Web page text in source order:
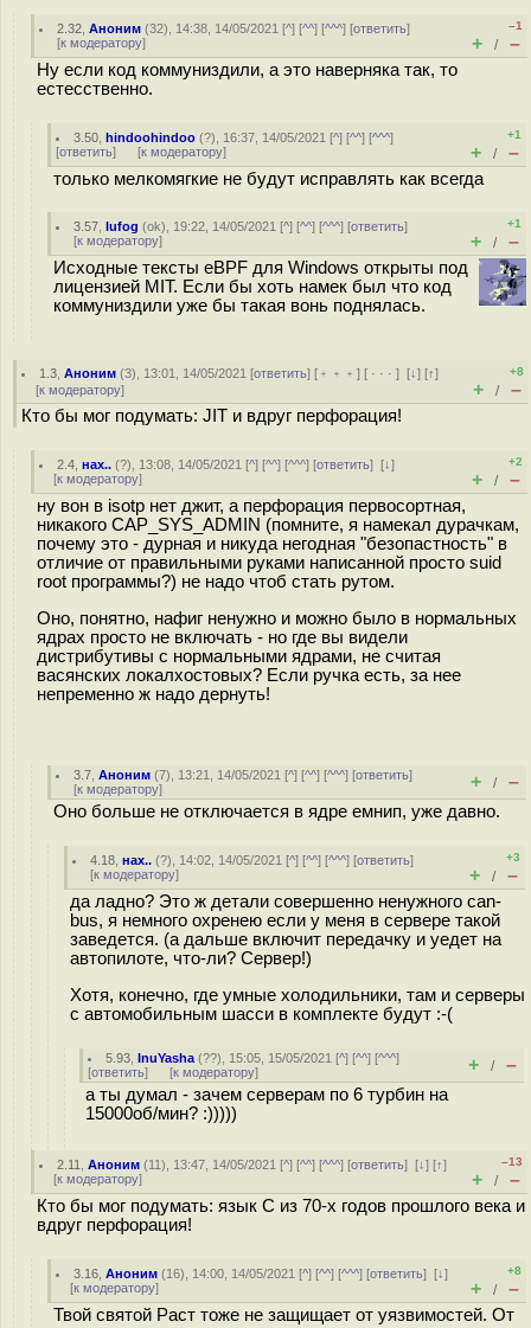
2.32 ,Аноним (32), 14:38, 14/05/2021 [^] [^^] [^^^] [ответить]
[к модератору]
–1
+ / –
Ну если код коммуниздили, а это наверняка так, то
естесственно.
3.50 ,hindoohindoo (?), 16:37, 14/05/2021 [^] [^^] [^^^]
[ответить] [к модератору]
+1
+ / –
только мелкомягкие не будут исправлять как всегда
3.57 ,lufog (ok), 19:22, 14/05/2021 [^] [^^] [^^^] [ответить]
[к модератору]
+1
+ / –
Исходные тексты eBPF для Windows открыты под
лицензией MIT. Если бы хоть намек был что код
коммуниздили уже бы такая вонь поднялась.
1.3 ,Аноним (3), 13:01, 14/05/2021 [ответить] [ ﹢﹢﹢] [ · · ·][↓] [↑]
[к модератору]
+8
+ / –
Кто бы мог подумать: JIT и вдруг перфорация!
2.4 ,нах.. (?), 13:08, 14/05/2021 [^] [^^] [^^^] [ответить][↓]
[к модератору]
+2
+ / –
ну вон в isotp нет джит, а перфорация первосортная,
никакого CAP_SYS_ADMIN (помните, я намекал дурачкам,
почему это - дурная и никуда негодная "безопастность" в
отличие от правильными руками написанной просто suid
root программы?) не надо чтоб стать рутом.
Оно, понятно, нафиг ненужно и можно было в нормальных
ядрах просто не включать - но где вы видели
дистрибутивы с нормальными ядрами, не считая
васянских локалхостовых? Если ручка есть, за нее
непременно ж надо дернуть!
3.7 ,Аноним (7), 13:21, 14/05/2021 [^] [^^] [^^^] [ответить]
[к модератору] + / –
Оно больше не отключается в ядре емнип, уже давно.
4.18 ,нах.. (?), 14:02, 14/05/2021 [^] [^^] [^^^] [ответить]
[к модератору]
+3
+ / –
да ладно? Это ж детали совершенно ненужного can-
bus, я немного охренею если у меня в сервере такой
заведется. (а дальше включит передачку и уедет на
автопилоте, что-ли? Сервер!)
Хотя, конечно, где умные холодильники, там и серверы
с автомобильным шасси в комплекте будут :-(
5.93 ,InuYasha (??), 15:05, 15/05/2021 [^] [^^] [^^^]
[ответить] [к модератору] + / –
а ты думал - зачем серверам по 6 турбин на
15000об/мин? :)))))
2.11 ,Аноним (11), 13:47, 14/05/2021 [^] [^^] [^^^] [ответить][↓] [↑]
[к модератору]
–13
+ / –
Кто бы мог подумать: язык C из 70-х годов прошлого века и
вдруг перфорация!
3.16 ,Аноним (16), 14:00, 14/05/2021 [^] [^^] [^^^] [ответить][↓]
[к модератору]
+8
+ / –
Твой святой Раст тоже не защищает от уязвимостей. От